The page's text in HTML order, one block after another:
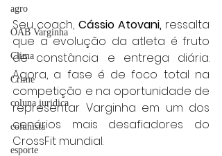
agro
OAB Varginha
Clima
Crime
coluna juridica
colunista
esporte
Seu coach, Cássio Atovani, ressalta
que a evolução da atleta é fruto
de constância e entrega diária.
Agora, a fase é de foco total na
competição e na oportunidade de
representar Varginha em um dos
cenários mais desafiadores do
CrossFit mundial.